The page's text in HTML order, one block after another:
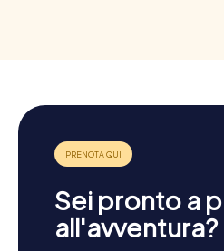
Sei pronto a
all'avventura?